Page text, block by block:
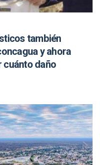
también
y ahora
cuánto daño